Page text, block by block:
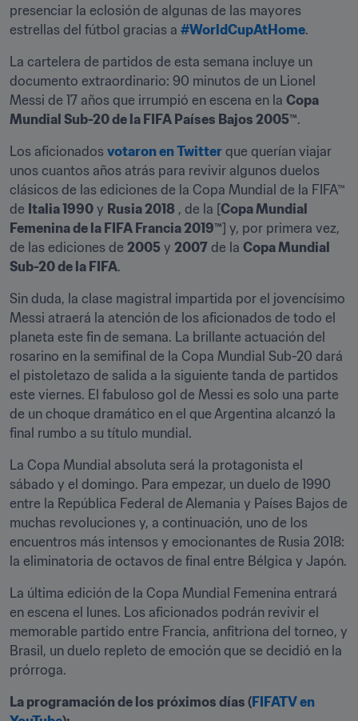
presenciar la eclosión de algunas de las mayores
estrellas del fútbol gracias a #WorldCupAtHome.
La cartelera de partidos de esta semana incluye un
documento extraordinario: 90 minutos de un Lionel
Messi de 17 años que irrumpió en escena en la Copa
Mundial Sub-20 de la FIFA Países Bajos 2005™.
Los aficionados votaron en Twitter que querían viajar
unos cuantos años atrás para revivir algunos duelos
clásicos de las ediciones de la Copa Mundial de la FIFA™
de Italia 1990 y Rusia 2018 , de la [Copa Mundial
Femenina de la FIFA Francia 2019™] y, por primera vez,
de las ediciones de 2005 y 2007 de la Copa Mundial
Sub-20 de la FIFA.
Sin duda, la clase magistral impartida por el jovencísimo
Messi atraerá la atención de los aficionados de todo el
planeta este fin de semana. La brillante actuación del
rosarino en la semifinal de la Copa Mundial Sub-20 dará
el pistoletazo de salida a la siguiente tanda de partidos
este viernes. El fabuloso gol de Messi es solo una parte
de un choque dramático en el que Argentina alcanzó la
final rumbo a su título mundial.
La Copa Mundial absoluta será la protagonista el
sábado y el domingo. Para empezar, un duelo de 1990
entre la República Federal de Alemania y Países Bajos de
muchas revoluciones y, a continuación, uno de los
encuentros más intensos y emocionantes de Rusia 2018:
la eliminatoria de octavos de final entre Bélgica y Japón.
La última edición de la Copa Mundial Femenina entrará
en escena el lunes. Los aficionados podrán revivir el
memorable partido entre Francia, anfitriona del torneo, y
Brasil, un duelo repleto de emoción que se decidió en la
prórroga.
La programación de los próximos días ( FIFATV en